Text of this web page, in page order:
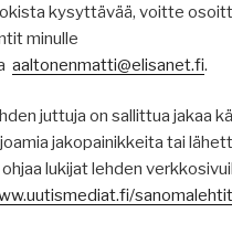
kysyttävää, voitte
minulle
aaltonenmatti@elisanet.fi.
juttuja on sallittua jakaa
jakopainikkeita tai
ohjaa lukijat lehden
/